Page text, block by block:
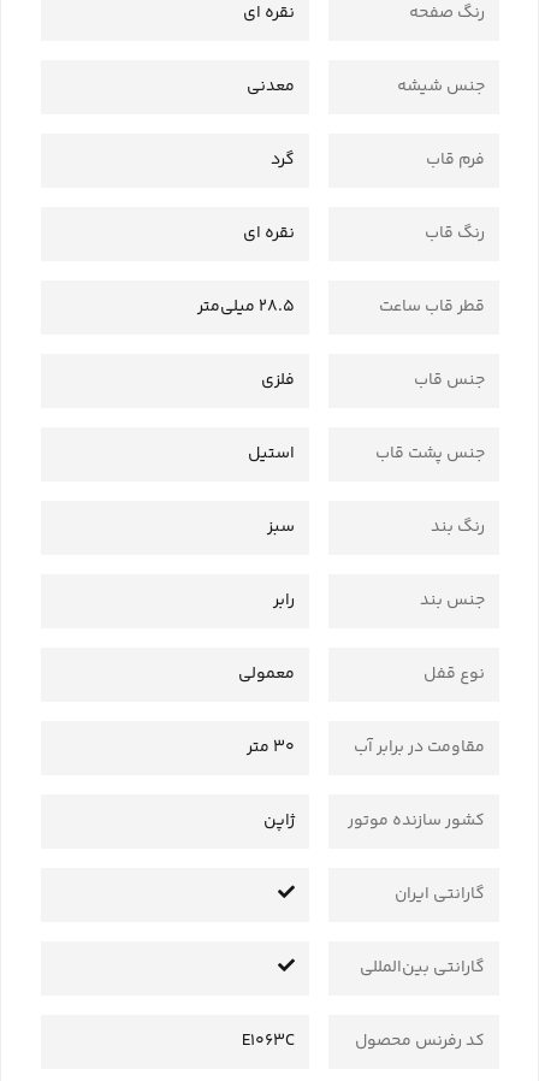
رنگ صفحه نقره ای
جنس شیشه معدنی
فرم قاب گرد
رنگ قاب نقره ای
قطر قاب ساعت 28.5 میلی‌متر
جنس قاب فلزی
جنس پشت قاب استیل
رنگ بند سبز
جنس بند رابر
نوع قفل معمولی
مقاومت در برابر آب 30 متر
کشور سازنده موتور ژاپن
گارانتی ایران
گارانتی بین‌المللی
کد رفرنس محصول E1063C